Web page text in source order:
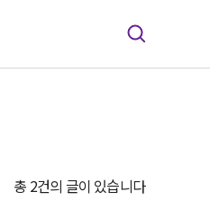
총 2건의 글이 있습니다